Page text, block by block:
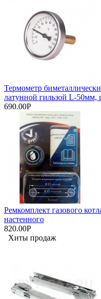
Термометр
латунной гильзой L-50мм,
690.00Р
Ремкомплект газового
настенного
820.00Р
Хиты продаж